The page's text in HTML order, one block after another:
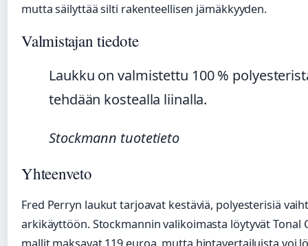
mutta säilyttää silti rakenteellisen jämäkkyyden.
Valmistajan tiedote
Laukku on valmistettu 100 %
tehdään kostealla liinalla.
Stockmann tuotetieto
Yhteenveto
Fred Perryn laukut tarjoavat kestäviä, polyesterisiä
arkikäyttöön. Stockmannin valikoimasta löytyvät Tonal